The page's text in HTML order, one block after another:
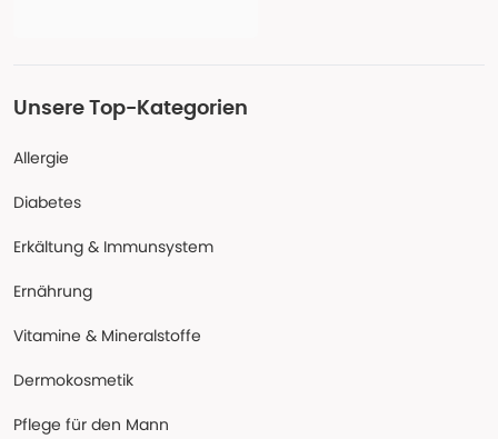
Unsere Top-Kategorien
Allergie
Diabetes
Erkältung & Immunsystem
Ernährung
Vitamine & Mineralstoffe
Dermokosmetik
Pflege für den Mann